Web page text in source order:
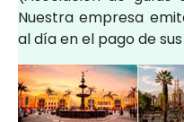
Nuestra empresa
al día en el pago de